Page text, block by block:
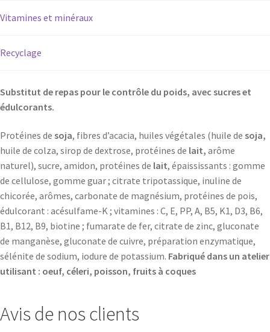
Vitamines et minéraux
Recyclage
Substitut de repas pour le contrôle du poids, avec sucres et
édulcorants.
Protéines de soja, fibres d’acacia, huiles végétales (huile de soja,
huile de colza, sirop de dextrose, protéines de lait, arôme
naturel), sucre, amidon, protéines de lait, épaississants : gomme
de cellulose, gomme guar ; citrate tripotassique, inuline de
chicorée, arômes, carbonate de magnésium, protéines de pois,
édulcorant : acésulfame-K ; vitamines : C, E, PP, A, B5, K1, D3, B6,
B1, B12, B9, biotine ; fumarate de fer, citrate de zinc, gluconate
de manganèse, gluconate de cuivre, préparation enzymatique,
sélénite de sodium, iodure de potassium. Fabriqué dans un atelier
utilisant : oeuf, céleri, poisson, fruits à coques
Avis de nos clients